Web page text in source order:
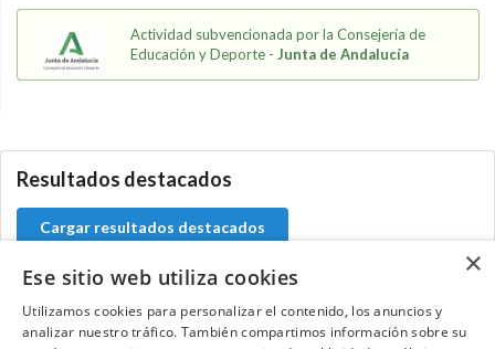
Actividad subvencionada por la Consejería de
Educación y Deporte - Junta de Andalucía
Resultados destacados
Cargar resultados destacados
Contacta con el equipo de NextCaddy
×
Ese sitio web utiliza cookies
Utilizamos cookies para personalizar el contenido, los anuncios y
analizar nuestro tráfico. También compartimos información sobre su